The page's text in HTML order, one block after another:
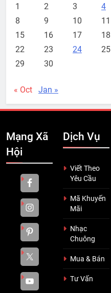
1
2 3 4
8
9 10 11
15
16 17 18
22
23 24 25
29
30
« Oct Jan »
Mạng Xã
Hội
Dịch Vụ
Viết Theo
Yêu Cầu
Mã Khuyến
Mãi
Nhạc
Chuông
Mua & Bán
Tư Vấn